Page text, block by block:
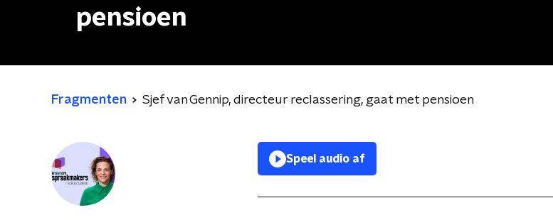
pensioen
Fragmenten Sjef van Gennip, directeur reclassering, gaat met pensioen
Speel audio af